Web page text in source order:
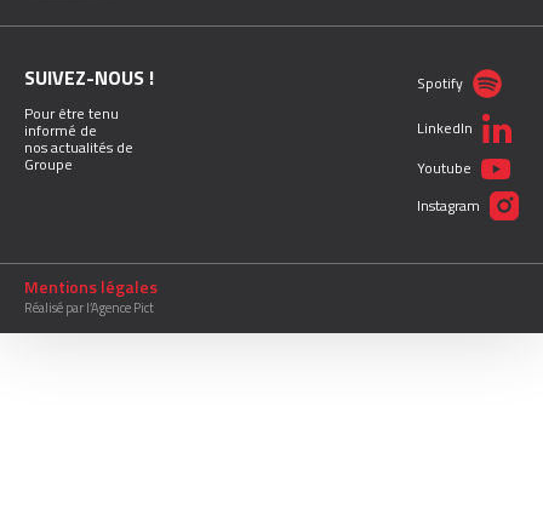
SUIVEZ-NOUS !
Pour être tenu
informé de
nos actualités de
Groupe
Spotify
LinkedIn
Youtube
Instagram
Mentions légales
Réalisé par l’Agence Pict